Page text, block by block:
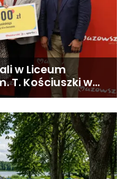
w Liceum
T. Kościuszki w